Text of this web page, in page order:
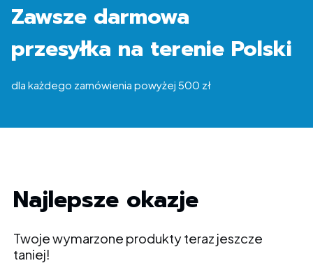
Zawsze darmowa
przesyłka na terenie Polski
dla każdego zamówienia powyżej 500 zł
Najlepsze okazje
Twoje wymarzone produkty teraz jeszcze
taniej!